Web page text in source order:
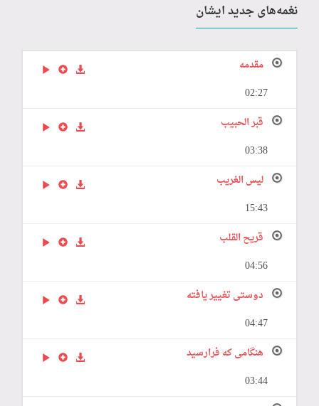
نغمه‌های جدید ایشان
مقدمه
02:27
قبر الحبيب
03:38
ليس الغريب
15:43
قريح القلب
04:56
دوستی تغییر یافته
04:47
هنگامی که فرارسید
03:44